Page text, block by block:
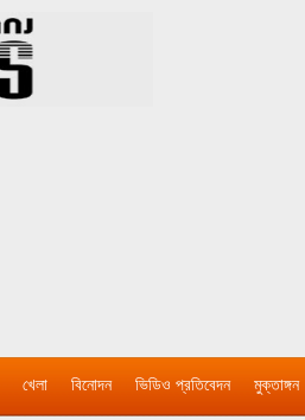
খেলা বিনোদন ভিডিও প্রতিবেদন মুক্তাঙ্গন